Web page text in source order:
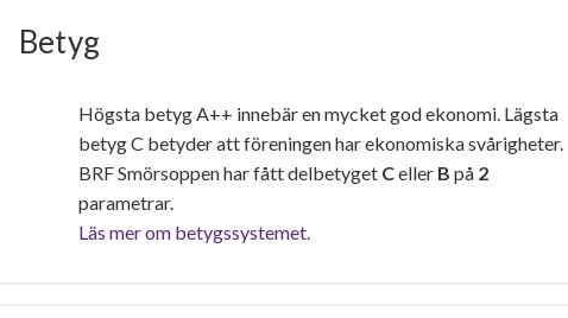
Betyg
Högsta betyg A++ innebär en mycket god ekonomi. Lägsta
betyg C betyder att föreningen har ekonomiska svårigheter.
BRF Smörsoppen har fått delbetyget Celler B på 2
parametrar.
Läs mer om betygssystemet.